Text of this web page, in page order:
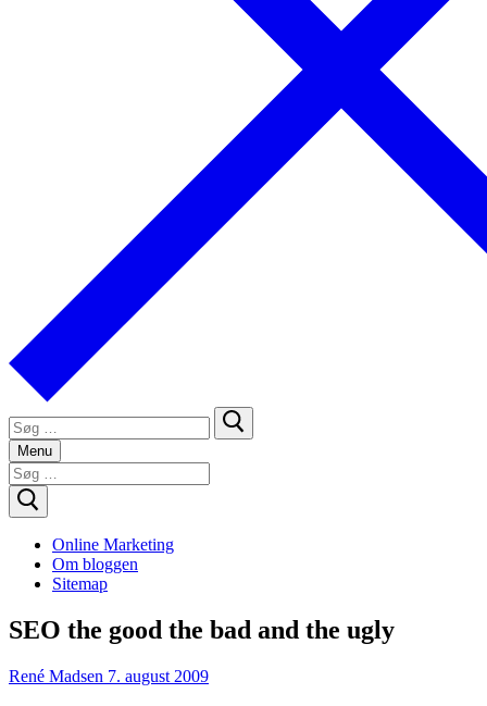
Søg
efter:
Menu
Søg
efter:
Online Marketing
Om bloggen
Sitemap
SEO the good the bad and the ugly
René Madsen 7. august 2009